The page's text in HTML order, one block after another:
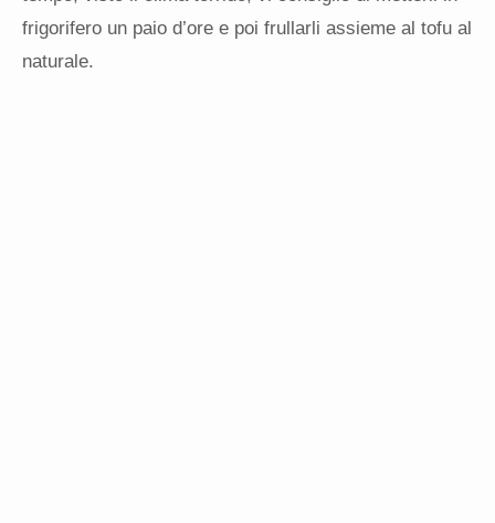
frigorifero un paio d’ore e poi frullarli assieme al tofu al
naturale.